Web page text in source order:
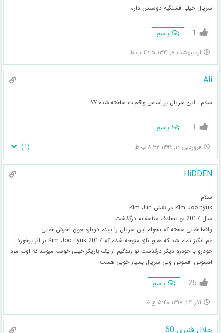
سریال خیلی قشنگیه دوستش دارم
1 پاسخ
اردیبهشت ۸, ۱۳۹۹ ۴:۳۵ ب.ظ
Ali
سلام ، این سریال بر اساس واقعیت ساخته شده ؟؟
1 پاسخ
فروردین ۱۰, ۱۳۹۹ ۸:۳۲ ب.ظ (
1
)
HiDDEN
سلام
Kim Joo-hyuk در نقش Kim Jun
سال 2017 تو تصادف متأسفانه درگذشت
واقعا خیلی سخته که بخوام این سریال را ببینم دوباره چون آخرش خیلی
غم انگیز تمام شد که هیچ تازه متوجه شدم که 2017 Kim Joo Hyuk بر اثر برخورد
خودرو با خودرو دیگر درگذشت تو زندگیم از یک بازیگر خیلی خوشم میومد که اونم مرد
افسوس افسوس ولی سریال بسیار خوبی هست.
25 پاسخ
آذر ۲۴, ۱۳۹۸ ۵:۴۰ ق.ظ
جلال قنبری 60